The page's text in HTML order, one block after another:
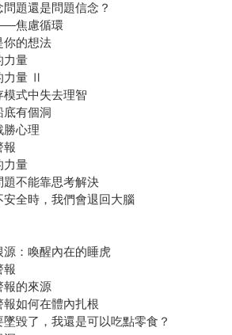
題還是問題信念？
焦慮循環
的想法
量
力量 Ⅱ
式中失去理智
有個洞
心理
報
量
不能靠思考解決
全時，我們會退回大腦
：喚醒內在的睡虎
報
的來源
如何在體內扎根
毀了，我還是可以吃點零食？